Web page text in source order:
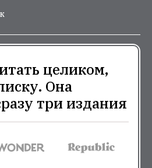
целиком,
Она
три издания